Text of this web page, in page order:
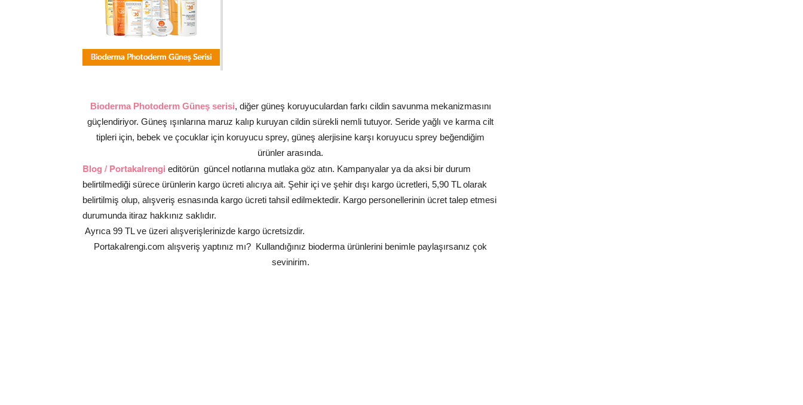
Bioderma Photoderm Güneş serisi, diğer güneş koruyuculardan farkı cildin savunma mekanizmasını
güçlendiriyor. Güneş ışınlarına maruz kalıp kuruyan cildin sürekli nemli tutuyor. Seride yağlı ve karma cilt
tipleri için, bebek ve çocuklar için koruyucu sprey, güneş alerjisine karşı koruyucu sprey beğendiğim
ürünler arasında.
Blog / Portakalrengi editörün güncel notlarına mutlaka göz atın. Kampanyalar ya da aksi bir durum
belirtilmediği sürece ürünlerin kargo ücreti alıcıya ait. Şehir içi ve şehir dışı kargo ücretleri, 5,90 TL olarak
belirtilmiş olup, alışveriş esnasında kargo ücreti tahsil edilmektedir. Kargo personellerinin ücret talep etmesi
durumunda itiraz hakkınız saklıdır.
Ayrıca 99 TL ve üzeri alışverişlerinizde kargo ücretsizdir.
Portakalrengi.com alışveriş yaptınız mı? Kullandığınız bioderma ürünlerini benimle paylaşırsanız çok
sevinirim.